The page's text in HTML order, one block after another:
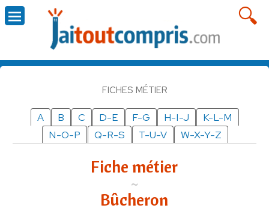
FICHES MÉTIER
A B C D-E F-G H-I-J
K-L-M
N-O-P
Q-R-S T-U-V W-X-Y-Z
Fiche métier
Bûcheron